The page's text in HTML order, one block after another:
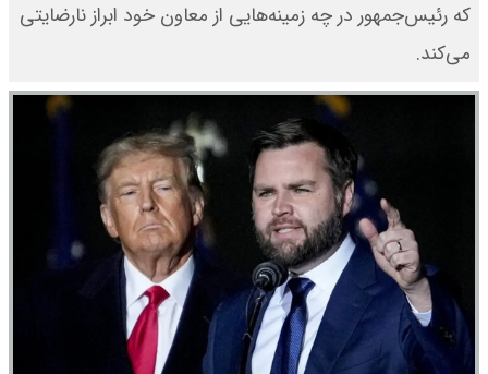
ونس در بن‌بست سیاسی قرار دارد
که رئیس‌جمهور در چه زمینه‌هایی از معاون خود ابراز نارضایتی
می‌کند.